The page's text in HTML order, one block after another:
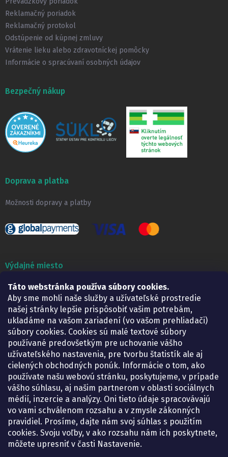
Táto webstránka používa súbory cookies.
Aby sme mohli naše služby a užívateľské prostredie
našej stránky lepšie prispôsobiť vašim potrebám,
ukladáme na vašom zariadení (vo vašom prehliadači)
súbory cookies. Cookies sú malé textové súbory
používané predovšetkým pre uchovanie vášho
užívateľského nastavenia, pre tvorbu štatistík ale aj
cielených obchodných ponúk. Informácie o tom, ako
používate našu webovú stránku, poskytujeme, v prípade
vášho súhlasu, aj našim partnerom v oblasti sociálnych
médií, inzercie a analýzy. Oni tieto údaje spracovávajú
vo vami schválenom rozsahu a v zmysle zákonných
pravidiel. Prosíme, dajte nám svoj súhlas s použitím
cookies. Svoju voľby, v ako rozsahu nám ich poskytnete,
môžete upresniť v časti Nastavenie.
Reklamačný poriadok
Reklamačný protokol
Odstúpenie od kúpnej zmluvy
Vrátenie lieku alebo zdravotníckej pomôcky
Informácie o spracúvaní osobných údajov
Bezpečný nákup
Doprava a platba
Možnosti dopravy a platby
Výdajné miesto
Lekáreň ADONAI
Košice – Smetanova 2
Pondelok:
07.30 – 15.30 h.
Utorok:
07.30 – 16.00 h.
Streda:
07.30 – 16.00 h.
Štvrtok:
07.30 – 15.30 h.
Piatok:
07.30 – 15.30 h.
KONTAKT
eshop@lekarenadonai.sk
+421 948 203 203
Nájdete nás na Facebooku.
lekarenadonai/